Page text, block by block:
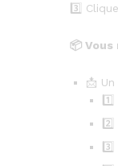
3️⃣
📦 Vous
📩
2️⃣